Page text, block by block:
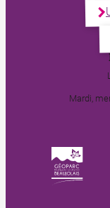
Mardi,